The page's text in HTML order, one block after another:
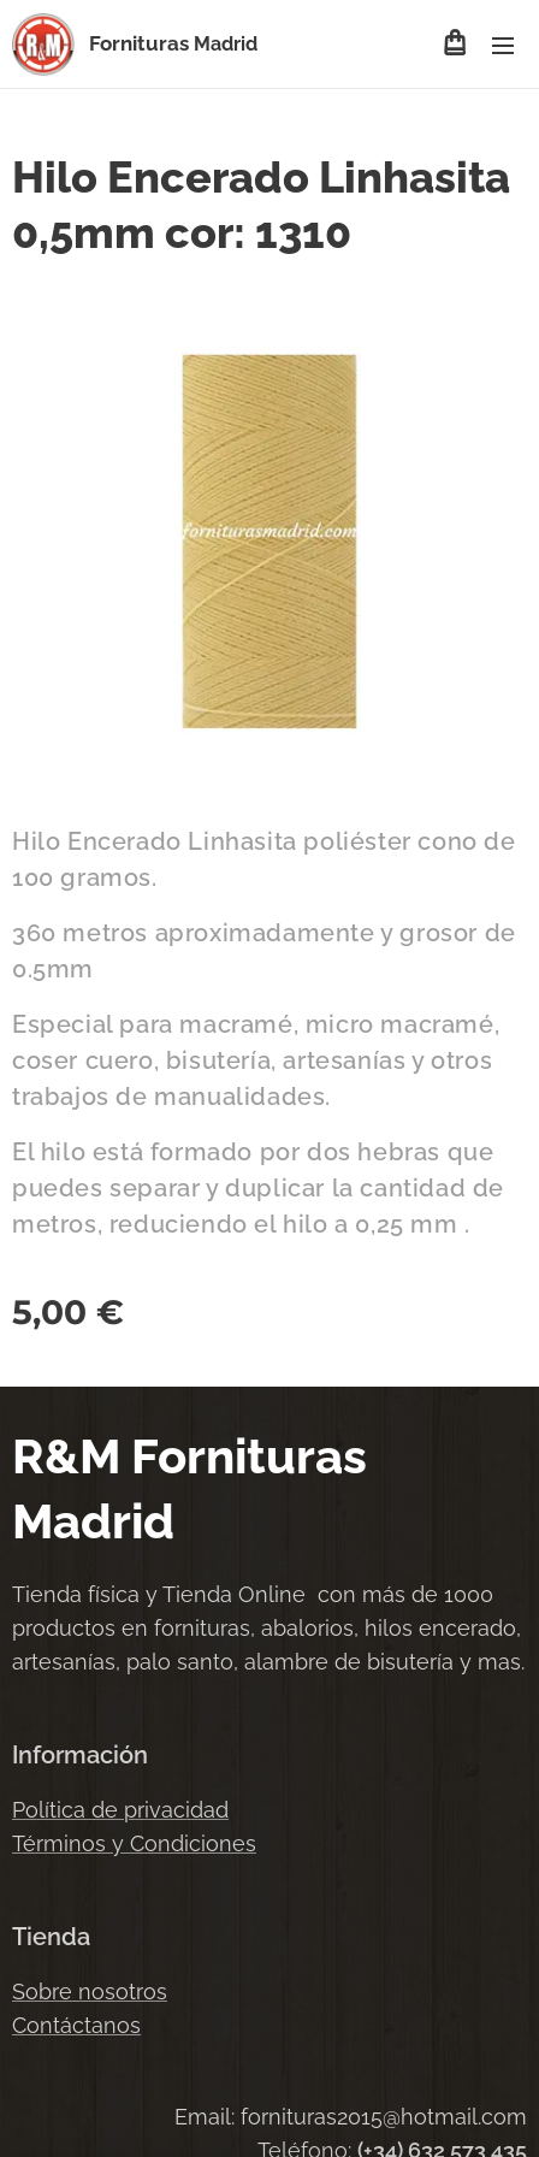
Fornituras Madrid
Hilo Encerado Linhasita
0,5mm cor: 1310
Hilo Encerado Linhasita poliéster cono de
100 gramos.
360 metros aproximadamente y grosor de
0.5mm
Especial para macramé, micro macramé,
coser cuero, bisutería, artesanías y otros
trabajos de manualidades.
El hilo está formado por dos hebras que
puedes separar y duplicar la cantidad de
metros, reduciendo el hilo a 0,25 mm .
5,00 €
R&M Fornituras
Madrid
Tienda física y Tienda Online con más de 1000
productos en fornituras, abalorios, hilos encerado,
artesanías, palo santo, alambre de bisutería y mas.
Información
Política de privacidad
Términos y Condiciones
Tienda
Sobre nosotros
Contáctanos
Email: fornituras2015@hotmail.com
Teléfono: (+34) 632 573 435